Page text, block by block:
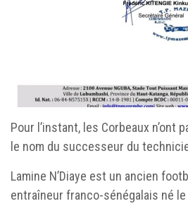
Pour l’instant, les Corbeaux n’ont
le nom du successeur du
Lamine N’Diaye est un ancien
entraîneur franco-sénégalais né le